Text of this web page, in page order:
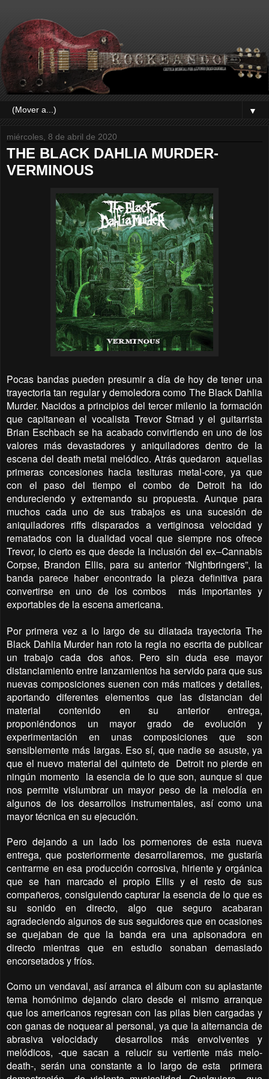
▼
miércoles, 8 de abril de 2020
THE BLACK DAHLIA MURDER-
VERMINOUS
Pocas bandas pueden presumir a día de hoy de tener una
trayectoria tan regular y demoledora como The Black Dahlia
Murder. Nacidos a principios del tercer milenio la formación
que capitanean el vocalista Trevor Strnad y el guitarrista
Brian Eschbach se ha acabado convirtiendo en uno de los
valores más devastadores y aniquiladores dentro de la
escena del death metal melódico. Atrás quedaron aquellas
primeras concesiones hacia tesituras metal-core, ya que
con el paso del tiempo el combo de Detroit ha ido
endureciendo y extremando su propuesta. Aunque para
muchos cada uno de sus trabajos es una sucesión de
aniquiladores riffs disparados a vertiginosa velocidad y
rematados con la dualidad vocal que siempre nos ofrece
Trevor, lo cierto es que desde la inclusión del ex–Cannabis
Corpse, Brandon Ellis, para su anterior “Nightbringers”, la
banda parece haber encontrado la pieza definitiva para
convertirse en uno de los combos más importantes y
exportables de la escena americana.
Por primera vez a lo largo de su dilatada trayectoria The
Black Dahlia Murder han roto la regla no escrita de publicar
un trabajo cada dos años. Pero sin duda ese mayor
distanciamiento entre lanzamientos ha servido para que sus
nuevas composiciones suenen con más matices y detalles,
aportando diferentes elementos que las distancian del
material contenido en su anterior entrega,
proponiéndonos
un mayor grado de evolución y
experimentación en unas composiciones que son
sensiblemente más largas. Eso sí, que nadie se asuste, ya
que el nuevo material del quinteto de Detroit no pierde en
ningún momento la esencia de lo que son, aunque si que
nos permite vislumbrar un mayor peso de la melodía en
algunos de los desarrollos instrumentales, así como una
mayor técnica en su ejecución.
Pero dejando a un lado los pormenores de esta nueva
entrega, que posteriormente desarrollaremos, me gustaría
centrarme en esa producción corrosiva, hiriente y orgánica
que se han marcado el propio Ellis y el resto de sus
compañeros, consiguiendo capturar la esencia de lo que es
su sonido en directo, algo que seguro acabaran
agradeciendo algunos de sus seguidores que en ocasiones
se quejaban de que la banda era una apisonadora en
directo mientras que en estudio sonaban demasiado
encorsetados y fríos.
Como un vendaval, así arranca el álbum con su aplastante
tema homónimo dejando claro desde el mismo arranque
que los americanos regresan con las pilas bien cargadas y
con ganas de noquear al personal, ya que la alternancia de
abrasiva velocidady desarrollos más envolventes y
melódicos, -que sacan a relucir su vertiente más melo-
death-, serán una constante a lo largo de esta primera